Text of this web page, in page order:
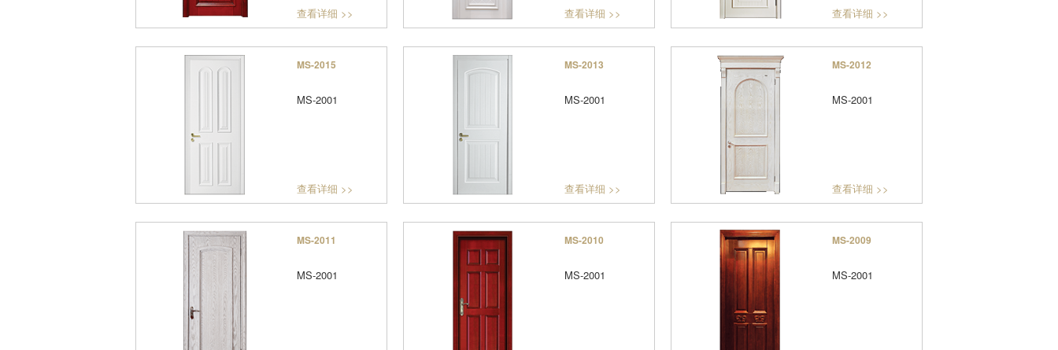
查看详细 >> 查看详细 >> 查看详细 >>
查看详细 >>
MS-2015
MS-2001
查看详细 >>
MS-2013
MS-2001
查看详细 >>
MS-2012
MS-2001
MS-2011
MS-2001
MS-2010
MS-2001
MS-2009
MS-2001